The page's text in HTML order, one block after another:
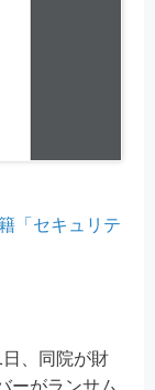
「セキュリテ
、同院が財
ーがランサム